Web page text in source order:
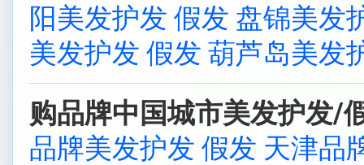
阳美发护发 假发 盘锦美发
美发护发 假发 葫芦岛美发
购品牌中国城市美发护发/
品牌美发护发 假发 天津品